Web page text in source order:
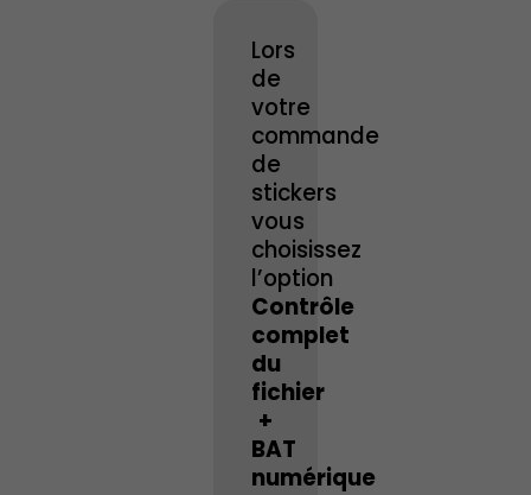
Lors
de
votre
commande
de
stickers
vous
choisissez
l’option
Contrôle
complet
du
fichier
+
BAT
numérique